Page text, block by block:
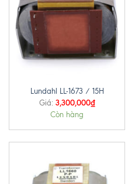
Lundahl LL-1673 / 15H
Giá: 3,300,000₫
Còn hàng